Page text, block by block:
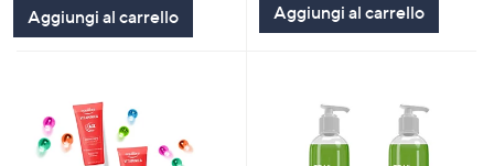
Stars
Aggiungi al carrello
Stars
Aggiungi al carrello